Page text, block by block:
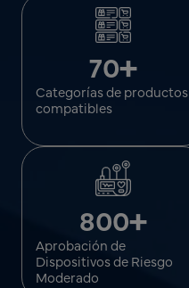
70+
Categorías de productos
compatibles
800+
Aprobación de
Dispositivos de Riesgo
Moderado